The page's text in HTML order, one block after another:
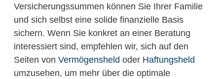
Versicherungssummen können Sie Ihrer Familie
und sich selbst eine solide finanzielle Basis
sichern. Wenn Sie konkret an einer Beratung
interessiert sind, empfehlen wir, sich auf den
Seiten von Vermögensheld oder Haftungsheld
umzusehen, um mehr über die optimale